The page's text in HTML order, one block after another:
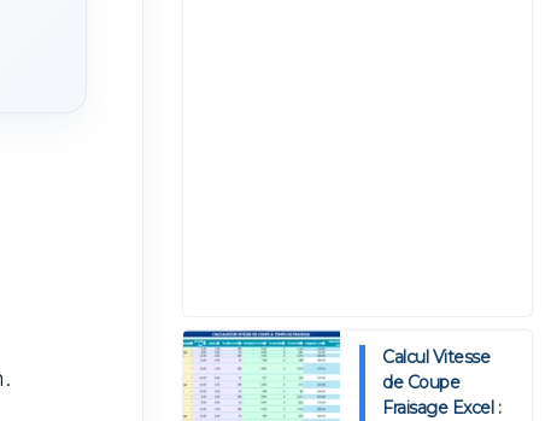
Calcul Vitesse
de Coupe
Fraisage Excel :